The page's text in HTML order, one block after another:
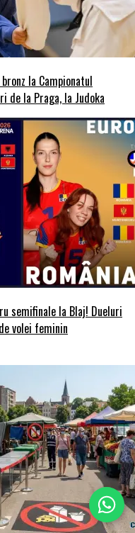
la Campionatul
de la Praga, la Judoka
semifinale la Blaj! Dueluri
volei feminin